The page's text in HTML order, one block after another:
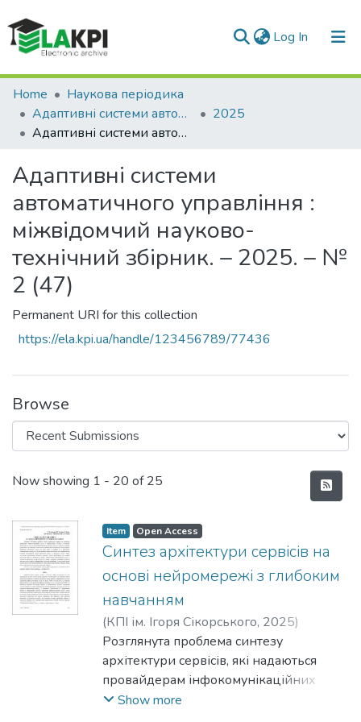
Log In (current)
Communities & Collections
All of DSpace
Home
Наукова періодика
Адаптивні системи автоматичного управління
2025
Адаптивні системи автоматичного управління : міжвідомчий науково-технічний збірник. – 2025. – № 2 (47)
Адаптивні системи
автоматичного управління :
міжвідомчий науково-
технічний збірник. – 2025. – №
2 (47)
Permanent URI for this collection
https://ela.kpi.ua/handle/123456789/77436
Browse
Recent Submissions
Now showing 1 - 20 of 25
Item Open Access
Синтез архітектури сервісів на
основі нейромережі з глибоким
навчанням
(КПІ ім. Ігоря Сікорського, 2025)
Шимкович, В.;Чимшир, В.;Знова, К.
Ювженко, Д.;Новаковський, Гжегож
Теленик, С.
Розглянута проблема синтезу
архітектури сервісів, які надаються
провайдерам інфокомунікаційних
послуг в інформаційних системах ІТ-
Show more